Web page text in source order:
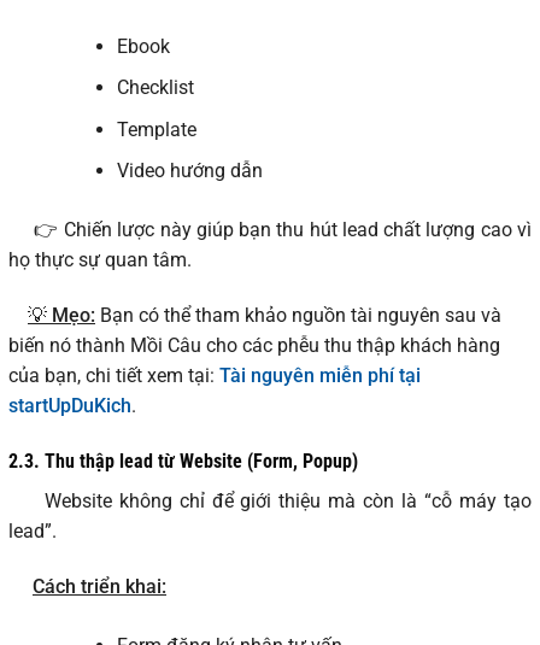
Ebook
Checklist
Template
Video hướng dẫn
👉 Chiến lược này giúp bạn thu hút lead chất lượng cao vì
họ thực sự quan tâm.
💡 Mẹo: Bạn có thể tham khảo nguồn tài nguyên sau và
biến nó thành Mồi Câu cho các phễu thu thập khách hàng
của bạn, chi tiết xem tại: Tài nguyên miễn phí tại
startUpDuKich.
2.3. Thu thập lead từ Website (Form, Popup)
Website không chỉ để giới thiệu mà còn là “cỗ máy tạo
lead”.
Cách triển khai: